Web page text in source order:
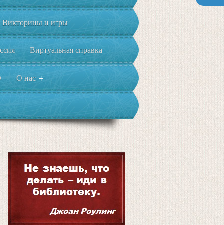
Викторины и игры
Виртуальная справка
О нас +